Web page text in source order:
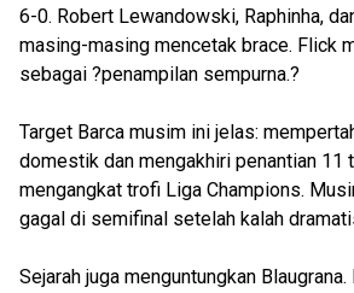
6-0. Robert Lewandowski, Raphinha,
masing-masing mencetak brace. Flick
sebagai ?penampilan sempurna.?
Target Barca musim ini jelas:
domestik dan mengakhiri penantian 11
mengangkat trofi Liga Champions.
gagal di semifinal setelah kalah
Sejarah juga menguntungkan